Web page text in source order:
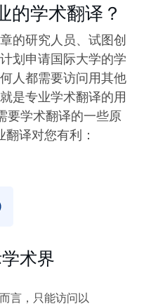
的学术翻译？
的研究人员、试图创
划申请国际大学的学
人都需要访问用其他
是专业学术翻译的用
要学术翻译的一些原
译对您有利：
术界
言，只能访问以